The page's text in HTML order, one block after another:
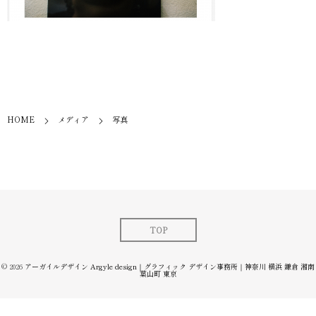
HOME メディア 写真
TOP
© 2026 アーガイルデザイン Argyle design｜グラフィック デザイン事務所｜神奈川 横浜 鎌倉 湘南
葉山町 東京